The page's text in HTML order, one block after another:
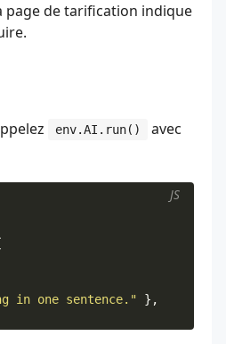
page de tarification indique
env.AI.run()
avec
in one sentence."
},
JS